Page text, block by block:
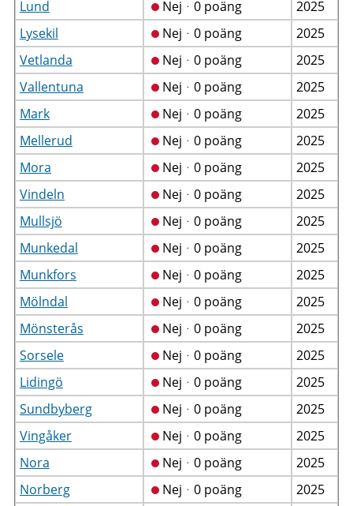
Lund
Nejᆞ0 poäng
2025
Lysekil
Nejᆞ0 poäng
2025
Vetlanda
Nejᆞ0 poäng
2025
Vallentuna
Nejᆞ0 poäng
2025
Mark
Nejᆞ0 poäng
2025
Mellerud
Nejᆞ0 poäng
2025
Mora
Nejᆞ0 poäng
2025
Vindeln
Nejᆞ0 poäng
2025
Mullsjö
Nejᆞ0 poäng
2025
Munkedal
Nejᆞ0 poäng
2025
Munkfors
Nejᆞ0 poäng
2025
Mölndal
Nejᆞ0 poäng
2025
Mönsterås
Nejᆞ0 poäng
2025
Sorsele
Nejᆞ0 poäng
2025
Lidingö
Nejᆞ0 poäng
2025
Sundbyberg
Nejᆞ0 poäng
2025
Vingåker
Nejᆞ0 poäng
2025
Nora
Nejᆞ0 poäng
2025
Norberg
Nejᆞ0 poäng
2025